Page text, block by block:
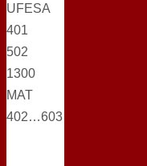
UFESA
401
502
1300
MAT
402…603